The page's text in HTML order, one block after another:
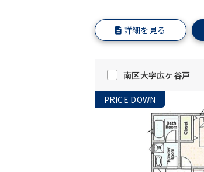
詳細を見る
南区大字広ヶ谷戸
PRICE DOWN